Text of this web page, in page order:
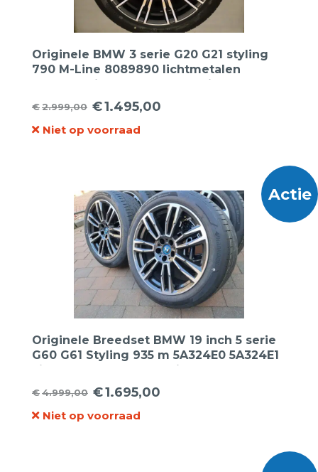
Originele BMW 3 serie G20 G21 styling
790 M-Line 8089890 lichtmetalen
velgen 18 inch breedset + Bridgestone
zomerbanden
€2.999,00
Oorspronkelijke
prijs
€1.495,00
Huidige
prijs
Niet op voorraad
Actie
Originele Breedset BMW 19 inch 5 serie
G60 G61 Styling 935 m 5A324E0 5A324E1
Lichtmetalen velgen 19inch + Hankook
245/45 R19 275/40 R19 zomerbanden
€4.999,00
Oorspronkelijke
prijs
€1.695,00
Huidige
prijs
Niet op voorraad